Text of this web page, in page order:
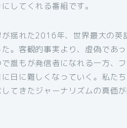
してくれる番組です。
揺れた2016年、世界最大の英
。客観的事実より、虚偽であ
誰もが発信者になれる一方、
日に難しくなっていく。私た
てきたジャーナリズムの真価